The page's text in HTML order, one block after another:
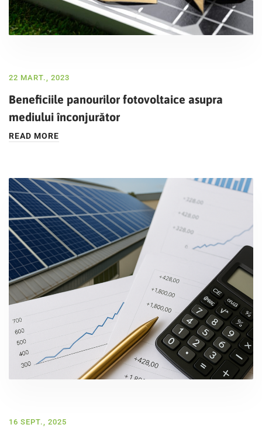
22 MART., 2023
Beneficiile panourilor fotovoltaice asupra
mediului înconjurător
READ MORE
16 SEPT., 2025